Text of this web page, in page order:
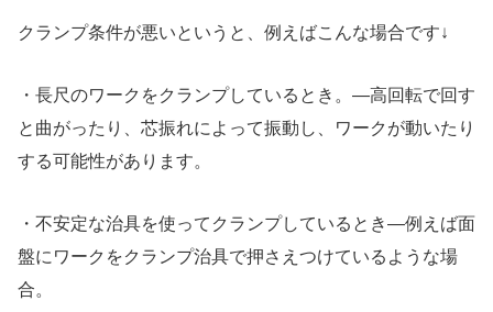
クランプ条件が悪いというと、例えばこんな場合です↓
・長尺のワークをクランプしているとき。―高回転で回す
と曲がったり、芯振れによって振動し、ワークが動いたり
する可能性があります。
・不安定な治具を使ってクランプしているとき―例えば面
盤にワークをクランプ治具で押さえつけているような場
合。